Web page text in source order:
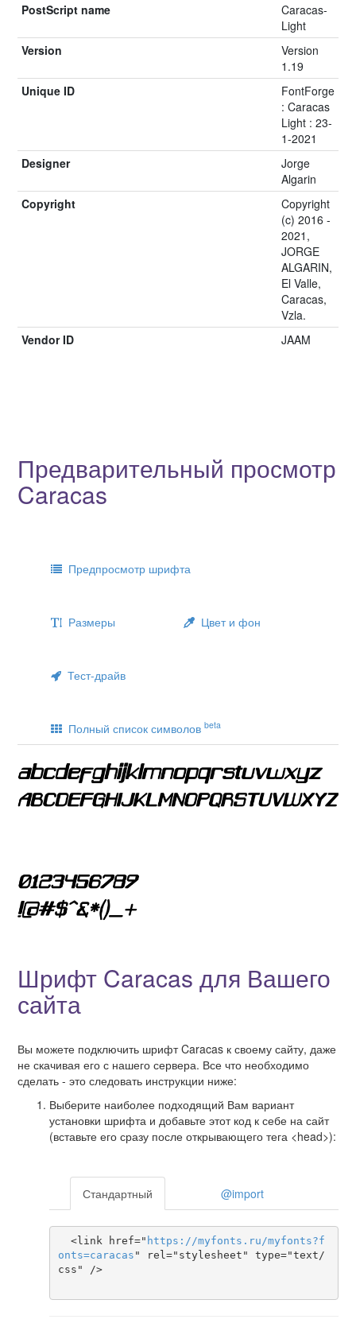
PostScript name
Caracas-
Light
Version
Version
1.19
Unique ID
FontForge
: Caracas
Light : 23-
1-2021
Designer
Jorge
Algarin
Copyright
Copyright
(c) 2016 -
2021,
JORGE
ALGARIN,
El Valle,
Caracas,
Vzla.
Vendor ID
JAAM
Предварительный просмотр
Caracas
Предпросмотр шрифта
Размеры Цвет и фон
Тест-драйв
Полный список символов beta
Шрифт Caracas для Вашего
сайта
Вы можете подключить шрифт Caracas к своему сайту, даже
не скачивая его с нашего сервера. Все что необходимо
сделать - это следовать инструкции ниже:
Выберите наиболее подходящий Вам вариант
установки шрифта и добавьте этот код к себе на сайт
(вставьте его сразу после открывающего тега <head>):
Стандартный @import
  <link href="
https ://myfonts . ru/myfonts?f
onts=caracas " rel="stylesheet" type="text/
css" />